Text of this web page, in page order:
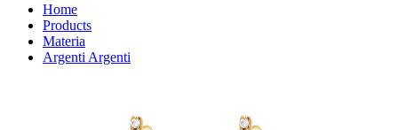
Home
Products
Materia
Argenti Argenti